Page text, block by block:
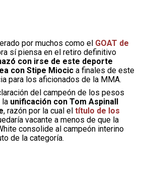
por muchos como el GOAT de
sí piensa en el retiro definitivo
con irse de este deporte
con Stipe Miocic a finales de este
para los aficionados de la MMA.
del campeón de los pesos
la unificación con Tom Aspinall
, razón por la cual el título de los
vacante a menos de que la
consolide al campeón interino
de la categoría.